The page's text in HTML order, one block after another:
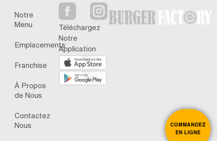
Notre
Menu
Emplacements
Franchise
À Propos
de Nous
Contactez
Nous
Téléchargez
Notre
Application
COMMANDEZ
EN LIGNE